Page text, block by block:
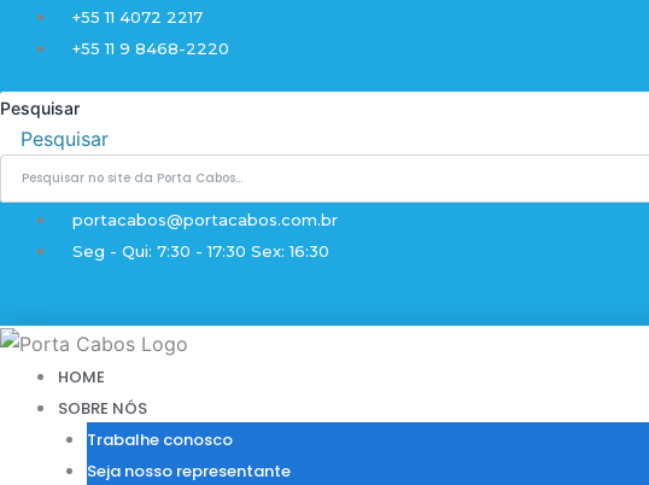
para
conteúdo
+55 11 4072 2217
+55 11 9 8468-2220
Pesquisar
Pesquisar
portacabos@portacabos.com.br
Seg - Qui: 7:30 - 17:30 Sex: 16:30
HOME
SOBRE NÓS
Trabalhe conosco
Seja nosso representante